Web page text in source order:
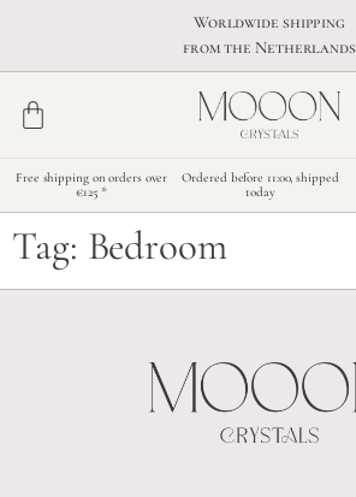
Worldwide shipping
from the Netherlands
Free shipping on orders over
€125 *
Ordered before 11:00, shipped
today
Tag: Bedroom